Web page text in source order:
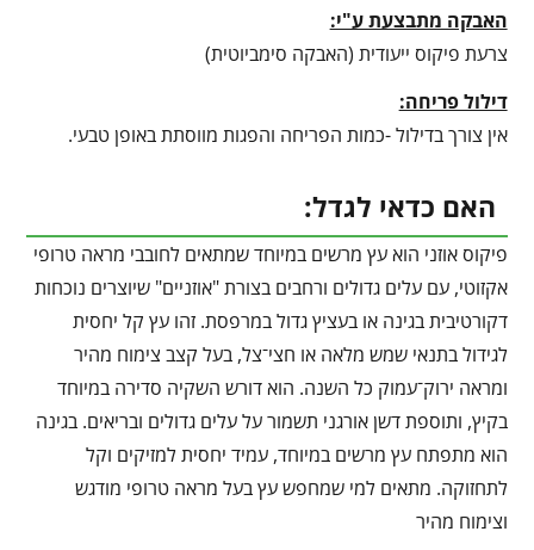
האבקה מתבצעת ע"י:
צרעת פיקוס ייעודית (האבקה סימביוטית)
דילול פריחה:
אין צורך בדילול -כמות הפריחה והפגות מווסתת באופן טבעי.
האם כדאי לגדל:
פיקוס אוזני הוא עץ מרשים במיוחד שמתאים לחובבי מראה טרופי
אקזוטי, עם עלים גדולים ורחבים בצורת "אוזניים" שיוצרים נוכחות
דקורטיבית בגינה או בעציץ גדול במרפסת. זהו עץ קל יחסית
לגידול בתנאי שמש מלאה או חצי־צל, בעל קצב צימוח מהיר
ומראה ירוק־עמוק כל השנה. הוא דורש השקיה סדירה במיוחד
בקיץ, ותוספת דשן אורגני תשמור על עלים גדולים ובריאים. בגינה
הוא מתפתח עץ מרשים במיוחד, עמיד יחסית למזיקים וקל
לתחזוקה. מתאים למי שמחפש עץ בעל מראה טרופי מודגש
וצימוח מהיר